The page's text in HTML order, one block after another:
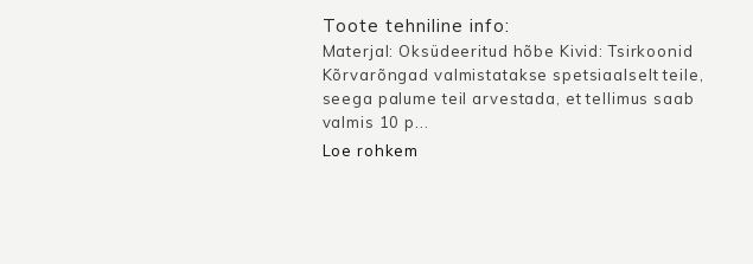
Toote tehniline info:
Materjal: Oksüdeeritud hõbe Kivid: Tsirkoonid
Kõrvarõngad valmistatakse spetsiaalselt teile,
seega palume teil arvestada, et tellimus saab
valmis 10 p...
Loe rohkem